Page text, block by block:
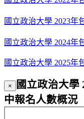
國立政治大學 2023年
國立政治大學 2024年
國立政治大學 2025年
×
國立政治大學
中報名人數概況